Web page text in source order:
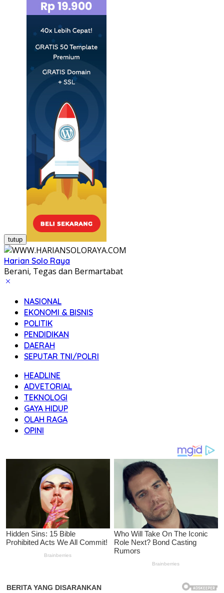
tutup
Harian Solo Raya
Berani, Tegas dan Bermartabat
NASIONAL
EKONOMI & BISNIS
POLITIK
PENDIDIKAN
DAERAH
SEPUTAR TNI/POLRI
HEADLINE
ADVETORIAL
TEKNOLOGI
GAYA HIDUP
OLAH RAGA
OPINI